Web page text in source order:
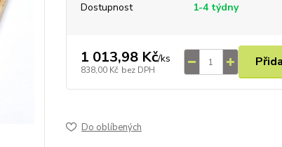
Dostupnost 1-4 týdny
1 013,98 Kč/ks
838,00 Kč bez DPH
Do oblíbených